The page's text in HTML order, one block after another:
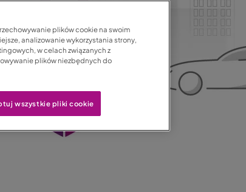
plików cookie na swoim
analizowanie wykorzystania strony,
w celach związanych z
plików niezbędnych do
wszystkie pliki cookie